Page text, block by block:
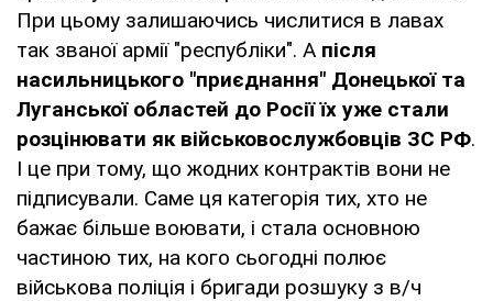
При цьому залишаючись числитися в лавах
так званої армії "республіки". А після
насильницького "приєднання" Донецької та
Луганської областей до Росії їх уже стали
розцінювати як військовослужбовців ЗС РФ.
І це при тому, що жодних контрактів вони не
підписували. Саме ця категорія тих, хто не
бажає більше воювати, і стала основною
частиною тих, на кого сьогодні полює
військова поліція і бригади розшуку з в/ч